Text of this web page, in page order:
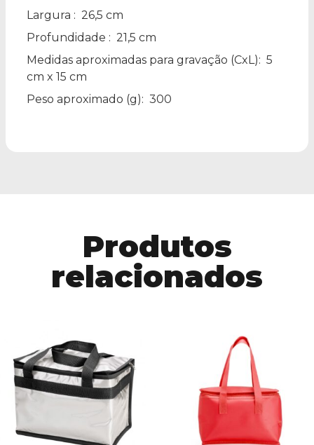
Largura : 26,5 cm
Profundidade : 21,5 cm
Medidas aproximadas para gravação (CxL): 5
cm x 15 cm
Peso aproximado (g): 300
Produtos
relacionados